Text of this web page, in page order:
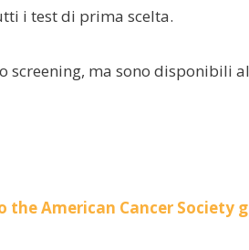
i test di prima scelta.
ma sono disponibili
American Cancer Society